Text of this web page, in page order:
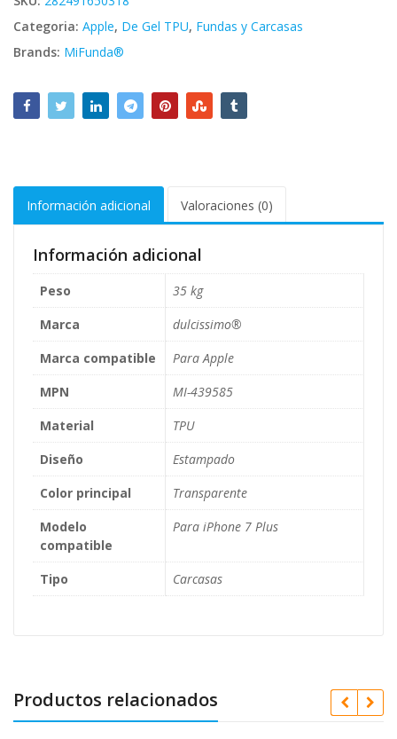
Categoria: Apple, De Gel TPU, Fundas y Carcasas
Brands: MiFunda®
Información adicional Valoraciones (0)
Información adicional
Peso
35 kg
Marca
dulcissimo®
Marca compatible
Para Apple
MPN
MI-439585
Material
TPU
Diseño
Estampado
Color principal
Transparente
Modelo
compatible
Para iPhone 7 Plus
Tipo Carcasas
Productos relacionados